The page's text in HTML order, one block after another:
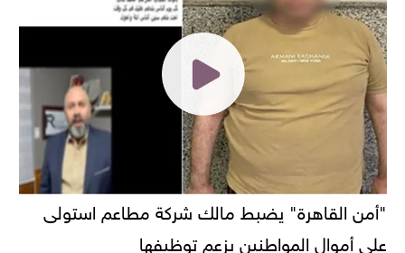
"أمن القاهرة" يضبط مالك شركة مطاعم استولى
على أموال المواطنين بزعم توظيفها